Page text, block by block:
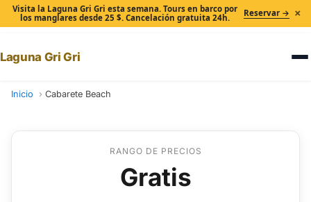
Visita la Laguna Gri Gri esta semana. Tours en barco por
los manglares desde 25 $. Cancelación gratuita 24h.
Reservar → ×
Laguna Gri Gri
Inicio Cabarete Beach
RANGO DE PRECIOS
Gratis